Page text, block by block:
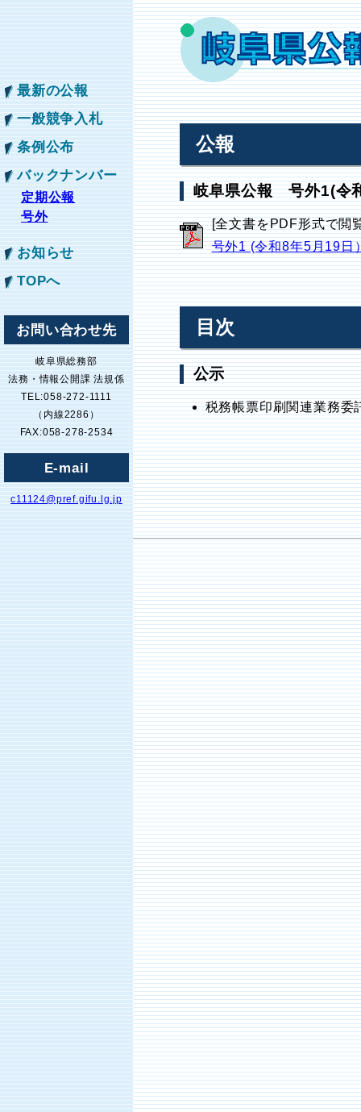
最新の公報
一般競争入札
条例公布
バックナンバー
定期公報
号外
お知らせ
TOPへ
お問い合わせ先
岐阜県総務部
法務・情報公開課 法規係
TEL:058-272-1111
（内線2286）
FAX:058-278-2534
E-mail
c11124@pref.gifu.lg.jp
公報
岐阜県公報 号外1(令
[全文書をPDF形式で閲
号外1 (令和8年5月19日
目次
公示
税務帳票印刷関連業務